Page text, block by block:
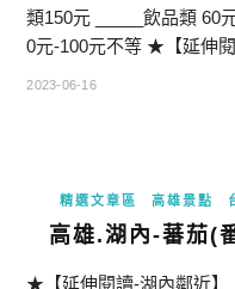
類150元 _____飲品類 60
0元-100元不等 ★【延伸
2023-06-16
精選文章區 高雄景點
高雄.湖內-蕃茄(
★【延伸閱讀-湖內鄰近】